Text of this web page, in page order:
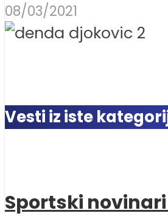
08/03/2021
Vesti iz iste
Sportski